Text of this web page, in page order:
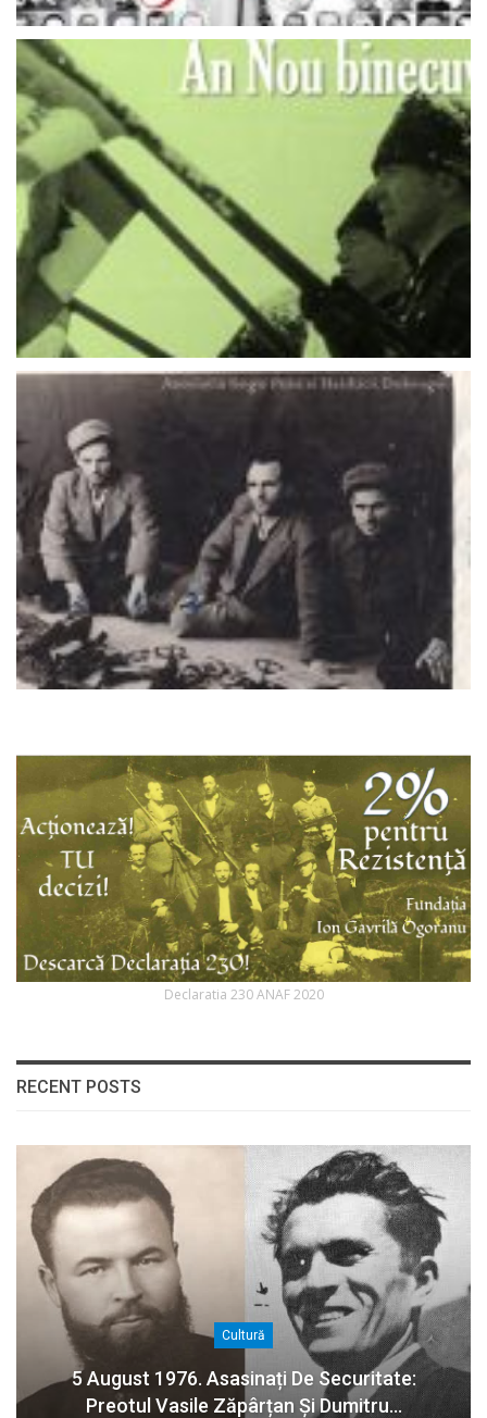
Declaratia 230 ANAF 2020
RECENT POSTS
Cultură
5 August 1976. Asasinați De Securitate:
Preotul Vasile Zăpârțan Și Dumitru…